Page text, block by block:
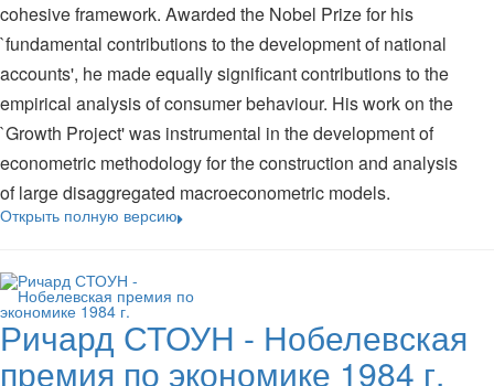
cohesive framework. Awarded the Nobel Prize for his
`fundamental contributions to the development of national
accounts', he made equally significant contributions to the
empirical analysis of consumer behaviour. His work on the
`Growth Project' was instrumental in the development of
econometric methodology for the construction and analysis
of large disaggregated macroeconometric models.
Открыть полную версию
Ричард СТОУН - Нобелевская
премия по экономике 1984 г.